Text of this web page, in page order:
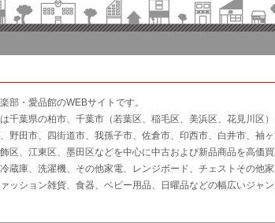
部・愛品館のWEBサイトです。
千葉県の柏市、千葉市（若葉区、稲毛区、美浜区、花見川区）
野田市、四街道市、我孫子市、佐倉市、印西市、白井市、袖ヶ
区、江東区、墨田区などを中心に中古および新品商品を高価
蔵庫、洗濯機、その他家電、レンジボード、チェストその他
ッション雑貨、食器、ベビー用品、日曜品などの幅広いジャ